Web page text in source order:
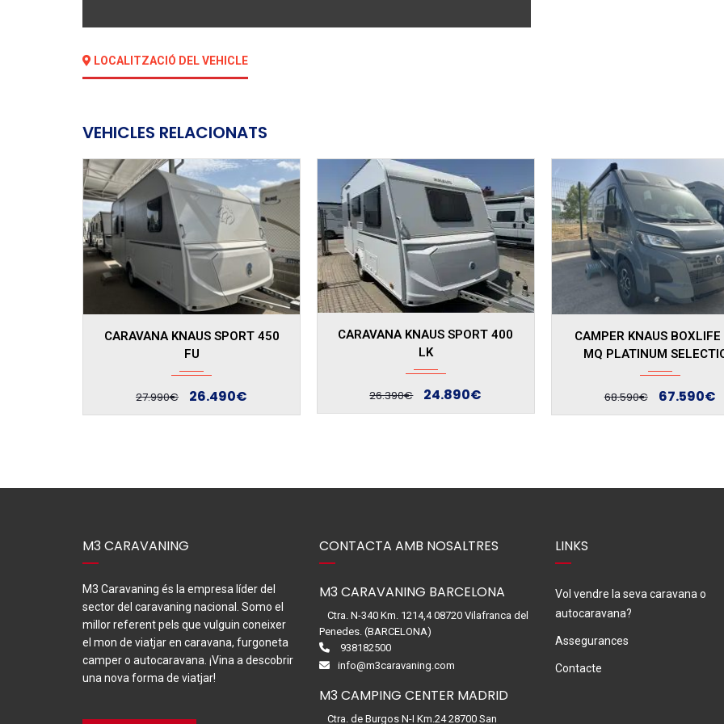
LOCALITZACIÓ DEL VEHICLE
VEHICLES RELACIONATS
CARAVANA KNAUS SPORT 400
LK
26.390€ 24.890€
Autom...
CAMPER KNAUS BOXLIFE 540
MQ PLATINUM SELECTION
68.590€ 67.590€
Manua...
CAMPER KNAUS
MQ
77.443€ 73.443€
M3 CARAVANING
M3 Caravaning és la empresa líder del
sector del caravaning nacional. Somo el
millor referent pels que vulguin coneixer
el mon de viatjar en caravana, furgoneta
camper o autocaravana. ¡Vina a descobrir
una nova forma de viatjar!
CONTACTA AMB NOSALTRES
M3 CARAVANING BARCELONA
Ctra. N-340 Km. 1214,4 08720 Vilafranca del
Penedes. (BARCELONA)
938182500
info@m3caravaning.com
M3 CAMPING CENTER MADRID
Ctra. de Burgos N-I Km.24 28700 San
LINKS
Vol vendre la seva caravana o
autocaravana?
Assegurances
Contacte